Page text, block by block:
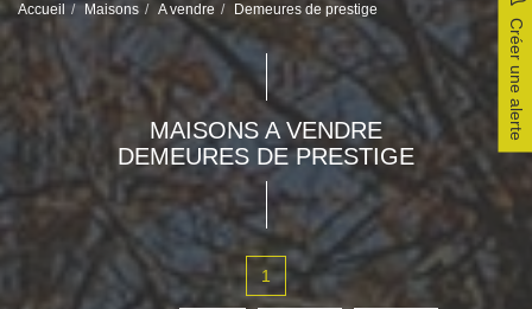
Accueil Maisons A vendre Demeures de prestige
MAISONS A VENDRE
DEMEURES DE PRESTIGE
Créer une alerte
1